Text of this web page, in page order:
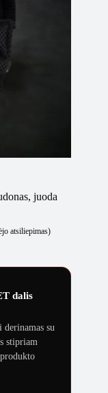
juoda
atsiliepimas)
dalis
su
stipriam